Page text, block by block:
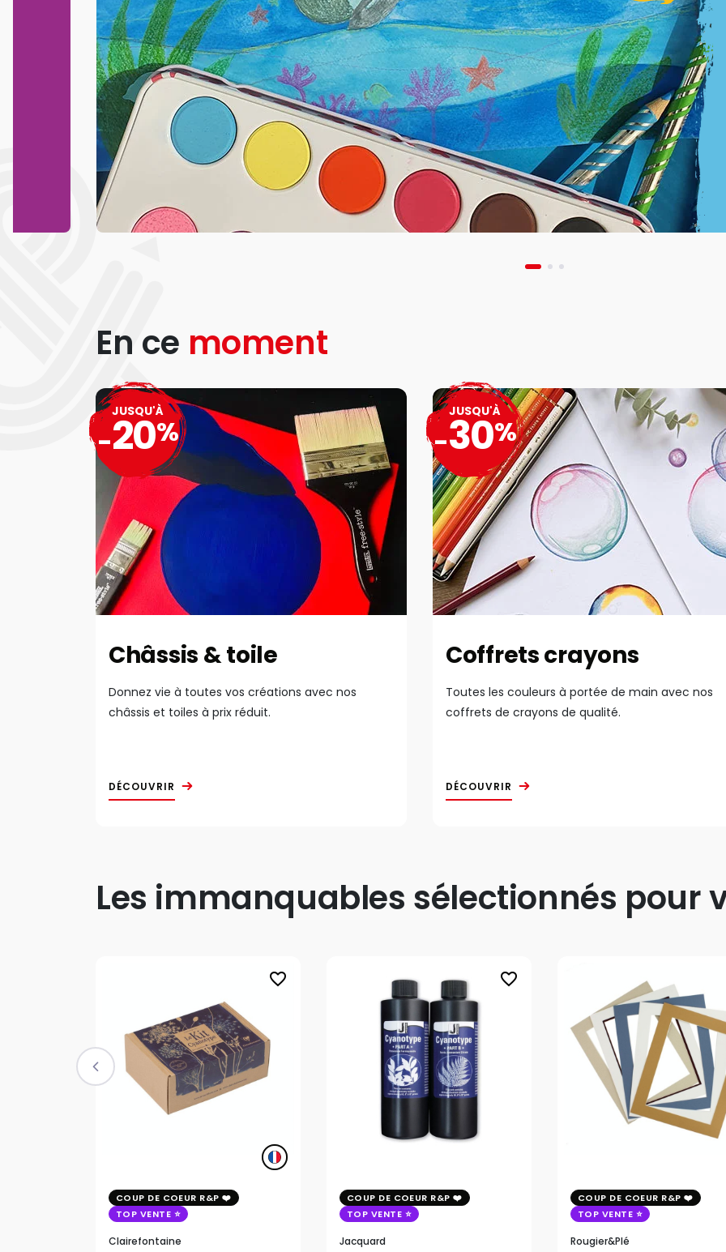
En ce moment
Châssis & toile
Donnez vie à toutes vos créations avec nos
châssis et toiles à prix réduit.
DÉCOUVRIR
JUSQU'À
-20%
Coffrets crayons
Toutes les couleurs à portée de main avec nos
coffrets de crayons de qualité.
DÉCOUVRIR
JUSQU'À
-30%
Les immanquables sélectionnés pour
favorite_border
COUP DE COEUR R&P
TOP VENTE
Clairefontaine
favorite_border
COUP DE COEUR R&P
TOP VENTE
Jacquard
COUP DE COEUR R&P
TOP VENTE
Rougier&plé